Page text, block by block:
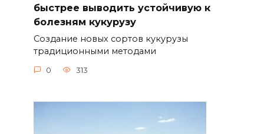
быстрее выводить устойчивую к
болезням кукурузу
Создание новых сортов кукурузы
традиционными методами
0 313